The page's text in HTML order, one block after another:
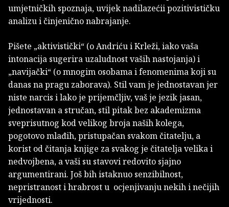
umjetničkih spoznaja, uvijek nadilazećii pozitivističku
analizu i činjenično nabrajanje.
Pišete „aktivistički“ (o Andriću i Krleži, iako vaša
intonacija sugerira uzaludnost vaših nastojanja) i
„navijački“ (o mnogim osobama i fenomenima koji su
danas na pragu zaborava). Stil vam je jednostavan jer
niste narcis i lako je prijemčljiv, vaš je jezik jasan,
jednostavan a stručan, stil pitak bez akademizma
sveprisutnog kod velikog broja naših kolega,
pogotovo mlađih, pristupačan svakom čitatelju, a
korist od čitanja knjige za svakog je čitatelja velika i
nedvojbena, a vaši su stavovi redovito sjajno
argumentirani. Još bih istaknuo senzibilnost,
nepristranost i hrabrost u ocjenjivanju nekih i nečijih
vrijednosti.